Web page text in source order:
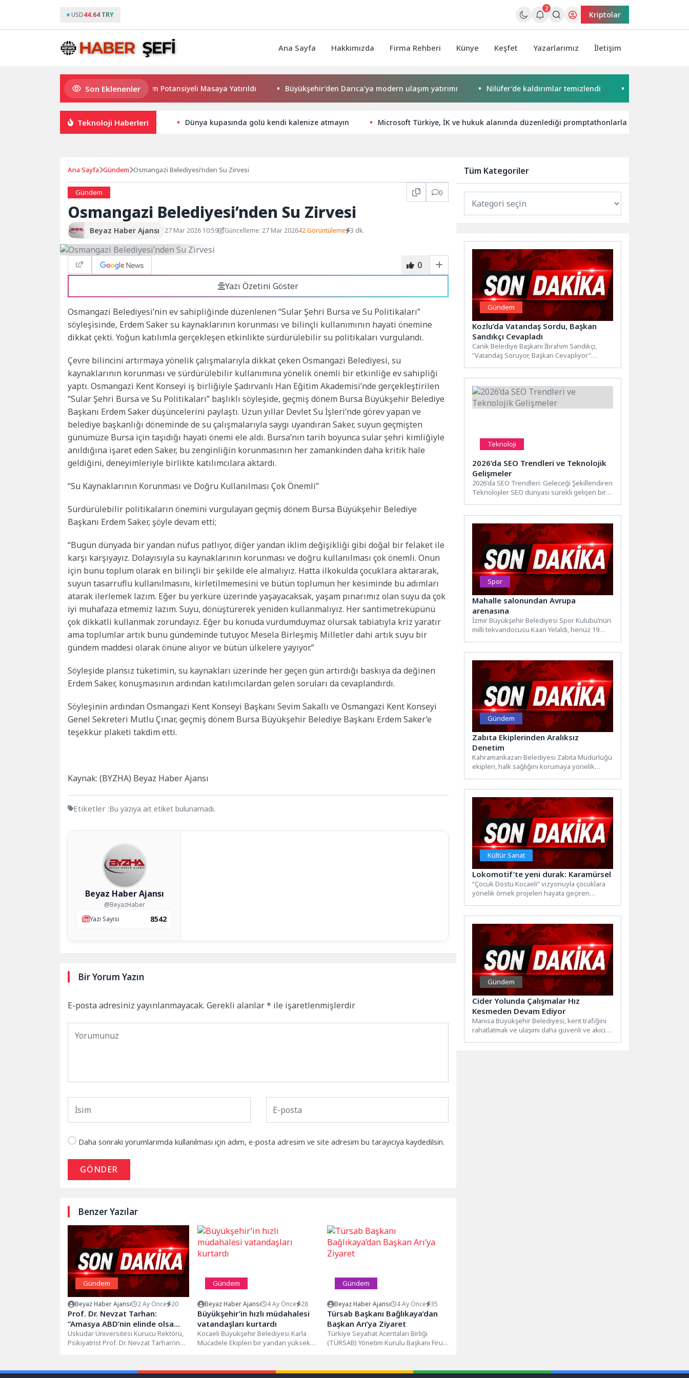
USD44.64 TRY
2
Kriptolar
Ana Sayfa Hakkımızda Firma Rehberi Künye Keşfet Yazarlarımız İletişim
Son Eklenenler
Haymana’nın Geleceği ve Yatırım Potansiyeli Masaya Yatırıldı Büyükşehir’den Darıca’ya modern ulaşım yatırımı Nilüfer’de kaldırımlar temizlendi Başkan
Teknoloji Haberleri Dünya kupasında golü kendi kalenize atmayın Microsoft Türkiye, İK ve hukuk alanında düzenlediği promptathonlarla yapay zeka
Ana Sayfa Gündem Osmangazi Belediyesi’nden Su Zirvesi
Gündem 0
Osmangazi Belediyesi’nden Su Zirvesi
Beyaz Haber Ajansı 27 Mar 2026 10:59 Güncelleme: 27 Mar 202642 Görüntüleme 3 dk.
0
Yazı Özetini Göster
Osmangazi Belediyesi’nin ev sahipliğinde düzenlenen “Sular Şehri Bursa ve Su Politikaları”
söyleşisinde, Erdem Saker su kaynaklarının korunması ve bilinçli kullanımının hayati önemine
dikkat çekti. Yoğun katılımla gerçekleşen etkinlikte sürdürülebilir su politikaları vurgulandı.
Çevre bilincini artırmaya yönelik çalışmalarıyla dikkat çeken Osmangazi Belediyesi, su
kaynaklarının korunması ve sürdürülebilir kullanımına yönelik önemli bir etkinliğe ev sahipliği
yaptı. Osmangazi Kent Konseyi iş birliğiyle Şadırvanlı Han Eğitim Akademisi’nde gerçekleştirilen
“Sular Şehri Bursa ve Su Politikaları” başlıklı söyleşide, geçmiş dönem Bursa Büyükşehir Belediye
Başkanı Erdem Saker düşüncelerini paylaştı. Uzun yıllar Devlet Su İşleri’nde görev yapan ve
belediye başkanlığı döneminde de su çalışmalarıyla saygı uyandıran Saker, suyun geçmişten
günümüze Bursa için taşıdığı hayati önemi ele aldı. Bursa’nın tarih boyunca sular şehri kimliğiyle
anıldığına işaret eden Saker, bu zenginliğin korunmasının her zamankinden daha kritik hale
geldiğini, deneyimleriyle birlikte katılımcılara aktardı.
“Su Kaynaklarının Korunması ve Doğru Kullanılması Çok Önemli”
Sürdürülebilir politikaların önemini vurgulayan geçmiş dönem Bursa Büyükşehir Belediye
Başkanı Erdem Saker, şöyle devam etti;
“Bugün dünyada bir yandan nüfus patlıyor, diğer yandan iklim değişikliği gibi doğal bir felaket ile
karşı karşıyayız. Dolayısıyla su kaynaklarının korunması ve doğru kullanılması çok önemli. Onun
için bunu toplum olarak en bilinçli bir şekilde ele almalıyız. Hatta ilkokulda çocuklara aktararak,
suyun tasarruflu kullanılmasını, kirletilmemesini ve bütün toplumun her kesiminde bu adımları
atarak ilerlemek lazım. Eğer bu yerküre üzerinde yaşayacaksak, yaşam pınarımız olan suyu da çok
iyi muhafaza etmemiz lazım. Suyu, dönüştürerek yeniden kullanmalıyız. Her santimetreküpünü
çok dikkatli kullanmak zorundayız. Eğer bu konuda vurdumduymaz olursak tabiatıyla kriz yaratır
ama toplumlar artık bunu gündeminde tutuyor. Mesela Birleşmiş Milletler dahi artık suyu bir
gündem maddesi olarak önüne alıyor ve bütün ülkelere yayıyor.”
Söyleşide plansız tüketimin, su kaynakları üzerinde her geçen gün artırdığı baskıya da değinen
Erdem Saker, konuşmasının ardından katılımcılardan gelen soruları da cevaplandırdı.
Söyleşinin ardından Osmangazi Kent Konseyi Başkanı Sevim Sakallı ve Osmangazi Kent Konseyi
Genel Sekreteri Mutlu Çınar, geçmiş dönem Bursa Büyükşehir Belediye Başkanı Erdem Saker’e
teşekkür plaketi takdim etti.
Kaynak: (BYZHA) Beyaz Haber Ajansı
Etiketler :Bu yazıya ait etiket bulunamadı.
Beyaz Haber Ajansı
@BeyazHaber
Yazı Sayısı
8542
Bir Yorum Yazın
E-posta adresiniz yayınlanmayacak. Gerekli alanlar* ile işaretlenmişlerdir
Daha sonraki yorumlarımda kullanılması için adım, e-posta adresim ve site adresim bu tarayıcıya kaydedilsin.
GÖNDER
Benzer Yazılar
Gündem
Beyaz Haber Ajansı 2 Ay Önce 20
Prof. Dr. Nevzat Tarhan:
“Amasya ABD’nin elinde olsa
Paris gibi turizm merkezi
olurdu”
Üsküdar Üniversitesi Kurucu Rektörü,
Psikiyatrist Prof. Dr. Nevzat Tarhan’ın
Gündem
Beyaz Haber Ajansı 4 Ay Önce 28
Büyükşehir’in hızlı müdahalesi
vatandaşları kurtardı
Kocaeli Büyükşehir Belediyesi Karla
Mücadele Ekipleri bir yandan yüksek
Gündem
Beyaz Haber Ajansı 4 Ay Önce 35
Türsab Başkanı Bağlıkaya’dan
Başkan Arı’ya Ziyaret
Türkiye Seyahat Acentaları Birliği
(TÜRSAB) Yönetim Kurulu Başkanı Firuz
Tüm Kategoriler
Gündem
Kozlu’da Vatandaş Sordu, Başkan
Sandıkçı Cevapladı
Canik Belediye Başkanı İbrahim Sandıkçı,
"Vatandaş Soruyor, Başkan Cevaplıyor"
Teknoloji
2026’da SEO Trendleri ve Teknolojik
Gelişmeler
2026'da SEO Trendleri: Geleceği Şekillendiren
Teknolojiler SEO dünyası sürekli gelişen bir
Spor
Mahalle salonundan Avrupa
arenasına
İzmir Büyükşehir Belediyesi Spor Kulübü’nün
milli tekvandocusu Kaan Yelaldı, henüz 19
Gündem
Zabıta Ekiplerinden Aralıksız
Denetim
Kahramankazan Belediyesi Zabıta Müdürlüğü
ekipleri, halk sağlığını korumaya yönelik
Kültür Sanat
Lokomotif’te yeni durak: Karamürsel
“Çocuk Dostu Kocaeli” vizyonuyla çocuklara
yönelik örnek projeleri hayata geçiren
Gündem
Cider Yolunda Çalışmalar Hız
Kesmeden Devam Ediyor
Manisa Büyükşehir Belediyesi, kent trafiğini
rahatlatmak ve ulaşımı daha güvenli ve akıcı